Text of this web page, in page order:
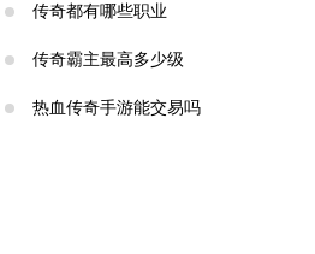
传奇都有哪些职业
传奇霸主最高多少级
热血传奇手游能交易吗